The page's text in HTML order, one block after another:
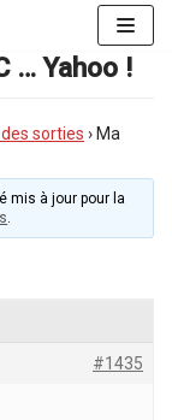
… Yahoo !
des sorties › Ma
mis à jour pour la
.
#1435